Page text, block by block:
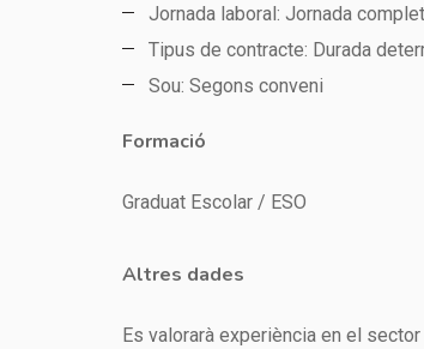
Jornada laboral: Jornada
Tipus de contracte: Durada
Sou: Segons conveni
Formació
Graduat Escolar / ESO
Altres dades
Es valorarà experiència en el